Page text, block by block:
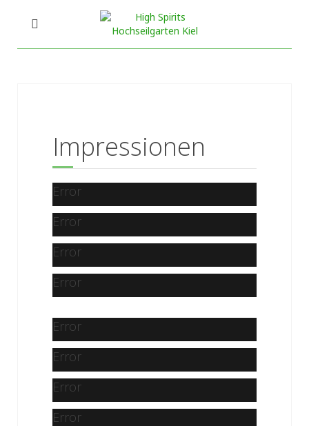
Impressionen
Error
Error
Error
Error
Error
Error
Error
Error